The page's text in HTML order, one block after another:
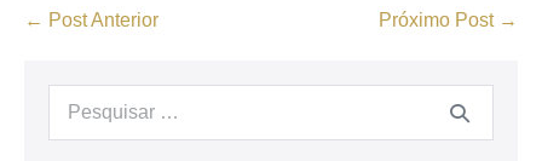
← Post Anterior Próximo Post →